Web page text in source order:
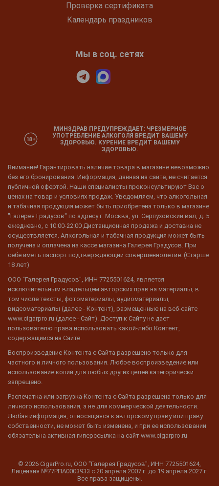
Проверка сертификата
Календарь праздников
Мы в соц. сетях
МИНЗДРАВ ПРЕДУПРЕЖДАЕТ: ЧРЕЗМЕРНОЕ
УПОТРЕБЛЕНИЕ АЛКОГОЛЯ ВРЕДИТ ВАШЕМУ
ЗДОРОВЬЮ. КУРЕНИЕ ВРЕДИТ ВАШЕМУ
ЗДОРОВЬЮ.
Внимание! Гарантировать наличие товара в магазине невозможно
без его бронирования. Информация, данная на сайте, не считается
публичной офертой. Наши специалисты проконсультируют Вас о
ценах на товар и условиях продаж. Уведомляем, что алкогольная
и табачная продукция может быть приобретена только в магазине
"Галерея Градусов" по адресу г. Москва, ул. Серпуховский вал, д. 5
ежедневно, с 10:00-22:00 Дистанционная продажа и доставка не
осуществляется. Алкогольная и табачная продукция может быть
получена и оплачена на кассе магазина Галерея Градусов. При
себе иметь паспорт подтверждающий совершеннолетие. (Старше
18 лет)
ООО "Галерея Градусов", ИНН 7725501624, является
исключительным владельцем авторских прав на материалы, в
том числе тексты, фотоматериалы, аудиоматериалы,
видеоматериалы (далее - Контент), размещенные на веб-сайте
www.cigarpro.ru (далее - Сайт). Доступ к Сайту не дает
пользователю права использовать какой-либо Контент,
содержащийся на Сайте.
Воспроизведение Контента с Сайта разрешено только для
частного и личного пользования. Любое воспроизведение или
использование копий для любых других целей категорически
запрещено.
Распечатка или загрузка Контента с Сайта разрешена только для
личного использования, а не для коммерческой деятельности.
Любая информация, относящаяся к авторскому праву или праву
собственности, не может быть изменена, и при ее использовании
обязательна активная гиперссылка на сайт www.cigarpro.ru
© 2026 CigarPro.ru, ООО "Галерея Градусов", ИНН 7725501624,
Лицензия №77РПА0003933 c 20 апреля 2007 г. до 19 апреля 2027 г.
Все права защищены.